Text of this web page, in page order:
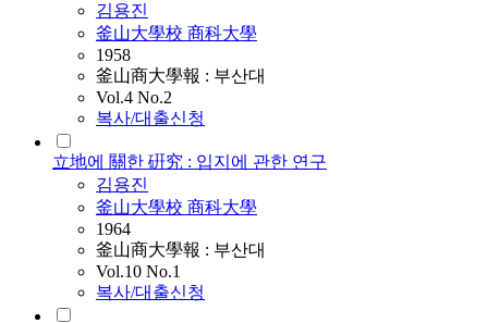
김용진
釜山大學校 商科大學
1958
釜山商大學報 : 부산대
Vol.4 No.2
복사/대출신청
立地에 關한 硏究 : 입지에 관한 연구
김용진
釜山大學校 商科大學
1964
釜山商大學報 : 부산대
Vol.10 No.1
복사/대출신청